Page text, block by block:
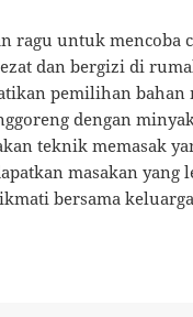
ragu untuk mencoba
dan bergizi di
pemilihan bahan
dengan
teknik memasak
masakan yang
bersama